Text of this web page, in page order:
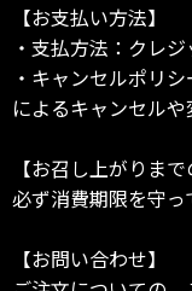
【お支払い方法】
・支払方法：クレ
・キャンセルポリ
によるキャンセルや
【お召し上がりまで
必ず消費期限を守っ
【お問い合わせ】